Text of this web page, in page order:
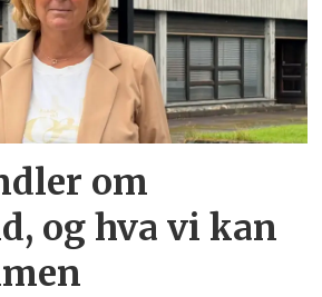
om
og hva vi kan